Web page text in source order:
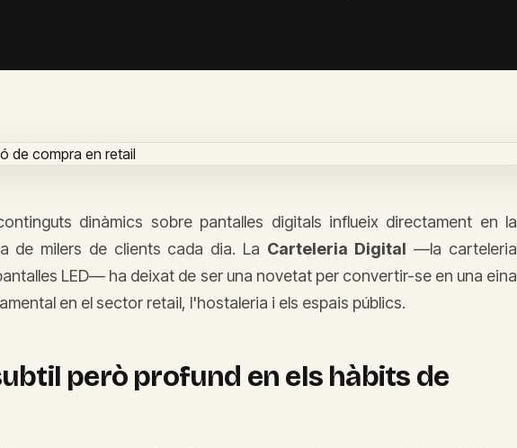
dinàmics sobre pantalles digitals influeix directament en la
de milers de clients cada dia. La Carteleria Digital —la carteleria
LED— ha deixat de ser una novetat per convertir-se en una eina
en el sector retail, l'hostaleria i els espais públics.
però profund en els hàbits de